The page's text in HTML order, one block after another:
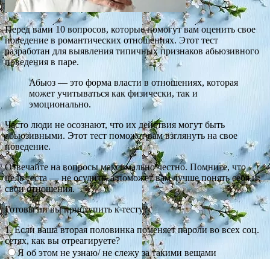
Перед вами 10 вопросов, которые помогут вам оценить свое
поведение в романтических отношениях. Этот тест
разработан для выявления типичных признаков абьюзивного
поведения в паре.
Абьюз — это форма власти в отношениях, которая
может учитываться как физически, так и
эмоционально.
Часто люди не осознают, что их действия могут быть
абьюзивными. Этот тест поможет вам взглянуть на свое
поведение.
Отвечайте на вопросы максимально честно. Помните, что
цель теста — не осудить, а поможет вам лучше понять себя и
свои отношения.
Готовы ли вы приступить к тесту?
1. Если ваша вторая половинка поменяет пароли во всех соц.
сетях, как вы отреагируете?
Я об этом не узнаю/ не слежу за такими вещами